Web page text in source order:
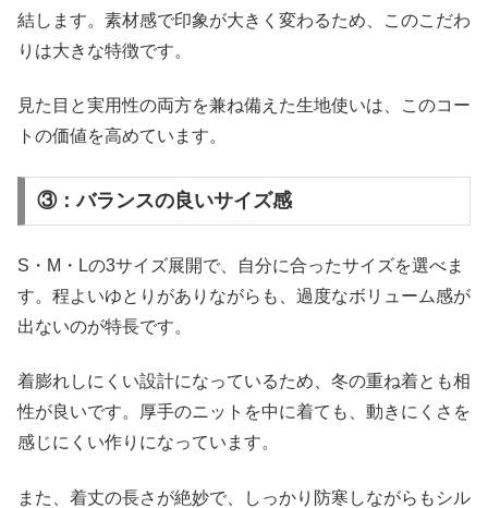
結します。素材感で印象が大きく変わるため、このこだわ
りは大きな特徴です。
見た目と実用性の両方を兼ね備えた生地使いは、このコー
トの価値を高めています。
③：バランスの良いサイズ感
S・M・Lの3サイズ展開で、自分に合ったサイズを選べま
す。程よいゆとりがありながらも、過度なボリューム感が
出ないのが特長です。
着膨れしにくい設計になっているため、冬の重ね着とも相
性が良いです。厚手のニットを中に着ても、動きにくさを
感じにくい作りになっています。
また、着丈の長さが絶妙で、しっかり防寒しながらもシル